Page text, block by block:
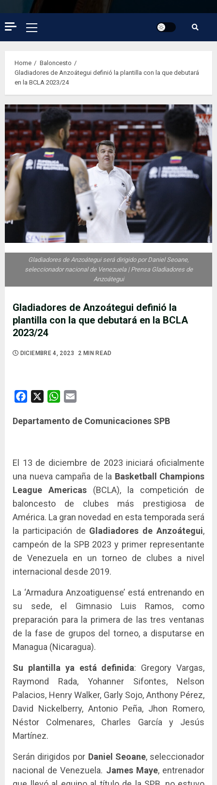
Primary
Menu
Home
Baloncesto
Gladiadores de Anzoátegui definió la plantilla con la que debutará
en la BCLA 2023/24
Gladiadores de Anzoátegui definió la
plantilla con la que debutará en la BCLA
2023/24
DICIEMBRE 4, 2023 2 MIN READ
Gladiadores de Anzoátegui será dirigido por Daniel Seoane,
seleccionador nacional de Venezuela | Prensa Gladiadores de
Anzoátegui
Facebook WhatsApp
Departamento de Comunicaciones SPB
El 13 de diciembre de 2023 iniciará oficialmente
una nueva campaña de la Basketball Champions
League Americas (BCLA), la competición de
baloncesto de clubes más prestigiosa de
América. La gran novedad en esta temporada será
la participación de Gladiadores de Anzoátegui,
campeón de la SPB 2023 y primer representante
de Venezuela en un torneo de clubes a nivel
internacional desde 2019.
La ‘Armadura Anzoatiguense’ está entrenando en
su sede, el Gimnasio Luis Ramos, como
preparación para la primera de las tres ventanas
de la fase de grupos del torneo, a disputarse en
Managua (Nicaragua).
Su plantilla ya está definida: Gregory Vargas,
Raymond Rada, Yohanner Sifontes, Nelson
Palacios, Henry Walker, Garly Sojo, Anthony Pérez,
David Nickelberry, Antonio Peña, Jhon Romero,
Néstor Colmenares, Charles García y Jesús
Martínez.
Serán dirigidos por Daniel Seoane, seleccionador
nacional de Venezuela. James Maye, entrenador